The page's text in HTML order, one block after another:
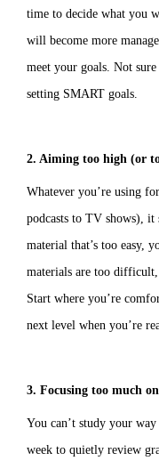
time to decide what you
will become more
meet your goals. Not
setting SMART goals.
2. Aiming too high (or
Whatever you’re using
podcasts to TV shows),
material that’s too easy,
materials are too
Start where you’re
next level when you’re
3. Focusing too much
You can’t study your
week to quietly review